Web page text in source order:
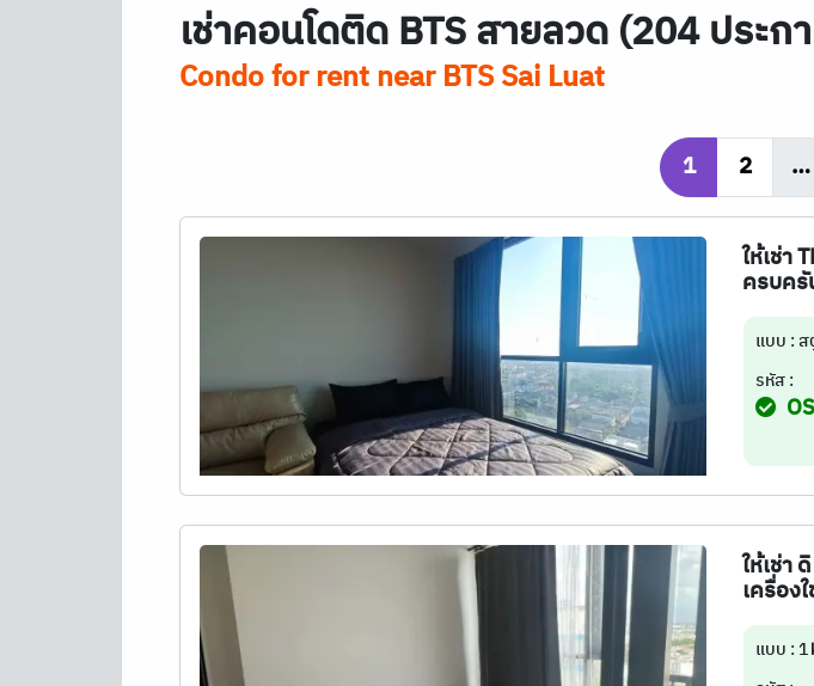
เช่าคอนโดติดBTSสายลวด (204 ประก
Condo for rent nearBTSSai Luat
1 2 …
ให้เช่า
ครบครั
แบบ : ส
รหัส :
ให้เช่า
เครื่อง
แบบ : 1